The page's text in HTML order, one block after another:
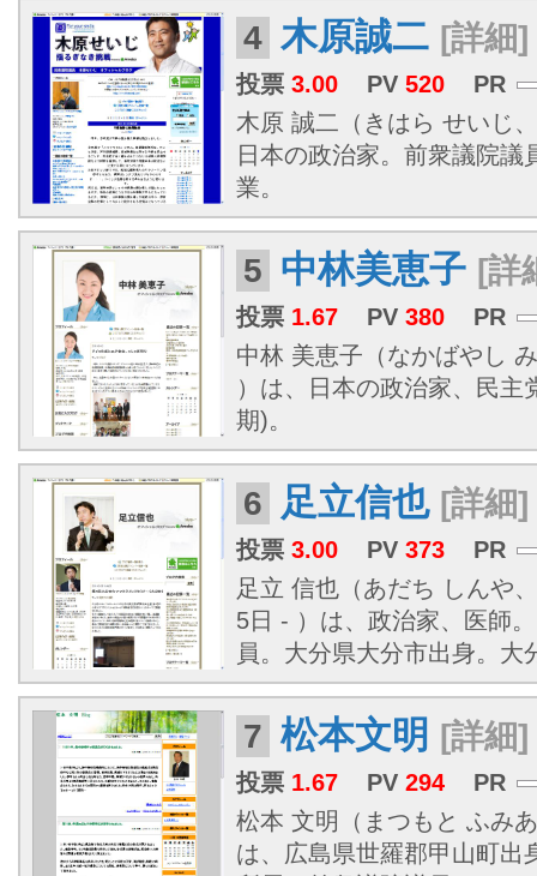
4 木原誠二 [詳細]
投票 3.00 PV 520
PR
木原 誠二（きはら せいじ
日本の政治家。前衆議院議
業。
5 中林美恵子 [詳
投票 1.67 PV 380
PR
中林 美恵子（なかばやし
）は、日本の政治家、民主
期)。
6 足立信也 [詳細]
投票 3.00 PV 373
PR
足立 信也（あだち しんや
5日 - ）は、政治家、医師
員。大分県大分市出身。大
7 松本文明 [詳細]
投票 1.67 PV 294
PR
松本 文明（まつもと ふみ
は、広島県世羅郡甲山町出